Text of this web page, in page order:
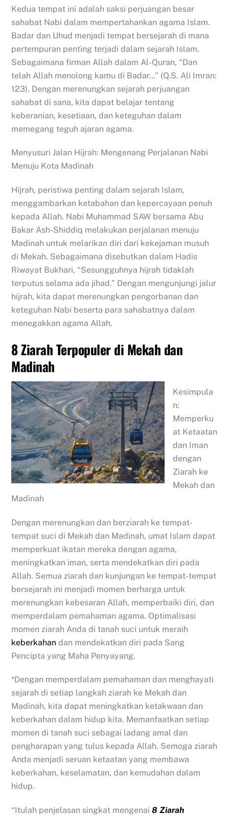
Kedua tempat ini adalah saksi perjuangan besar
sahabat Nabi dalam mempertahankan agama Islam.
Badar dan Uhud menjadi tempat bersejarah di mana
pertempuran penting terjadi dalam sejarah Islam.
Sebagaimana firman Allah dalam Al-Quran, “Dan
telah Allah menolong kamu di Badar…” (Q.S. Ali Imran:
123). Dengan merenungkan sejarah perjuangan
sahabat di sana, kita dapat belajar tentang
keberanian, kesetiaan, dan keteguhan dalam
memegang teguh ajaran agama.
Menyusuri Jalan Hijrah: Mengenang Perjalanan Nabi
Menuju Kota Madinah
Hijrah, peristiwa penting dalam sejarah Islam,
menggambarkan ketabahan dan kepercayaan penuh
kepada Allah. Nabi Muhammad SAW bersama Abu
Bakar Ash-Shiddiq melakukan perjalanan menuju
Madinah untuk melarikan diri dari kekejaman musuh
di Mekah. Sebagaimana disebutkan dalam Hadis
Riwayat Bukhari, “Sesungguhnya hijrah tidaklah
terputus selama ada jihad.” Dengan mengunjungi jalur
hijrah, kita dapat merenungkan pengorbanan dan
keteguhan Nabi beserta para sahabatnya dalam
menegakkan agama Allah.
8 Ziarah Terpopuler di Mekah dan
Madinah
Kesimpula
n:
Memperku
at Ketaatan
dan Iman
dengan
Ziarah ke
Mekah dan
Madinah
Dengan merenungkan dan berziarah ke tempat-
tempat suci di Mekah dan Madinah, umat Islam dapat
memperkuat ikatan mereka dengan agama,
meningkatkan iman, serta mendekatkan diri pada
Allah. Semua ziarah dan kunjungan ke tempat-tempat
bersejarah ini menjadi momen berharga untuk
merenungkan kebesaran Allah, memperbaiki diri, dan
memperdalam pemahaman agama. Optimalisasi
momen ziarah Anda di tanah suci untuk meraih
keberkahan dan mendekatkan diri pada Sang
Pencipta yang Maha Penyayang.
*Dengan memperdalam pemahaman dan menghayati
sejarah di setiap langkah ziarah ke Mekah dan
Madinah, kita dapat meningkatkan ketakwaan dan
keberkahan dalam hidup kita. Memanfaatkan setiap
momen di tanah suci sebagai ladang amal dan
pengharapan yang tulus kepada Allah. Semoga ziarah
Anda menjadi seruan ketaatan yang membawa
keberkahan, keselamatan, dan kemudahan dalam
hidup.
“Itulah penjelasan singkat mengenai8 Ziarah